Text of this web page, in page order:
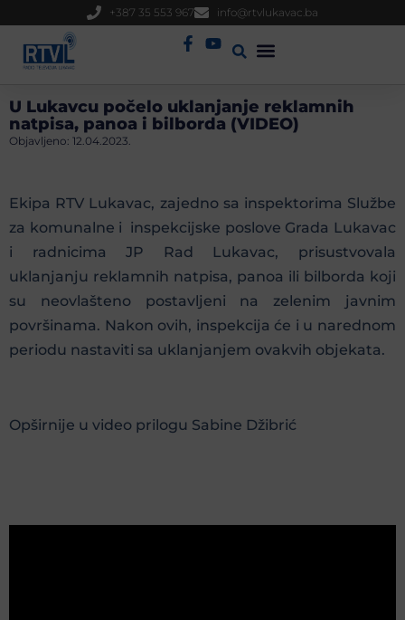
+387 35 553 967 info@rtvlukavac.ba
U Lukavcu počelo uklanjanje reklamnih
natpisa, panoa i bilborda (VIDEO)
Objavljeno: 12.04.2023.
Ekipa RTV Lukavac, zajedno sa inspektorima Službe
za komunalne i inspekcijske poslove Grada Lukavac
i radnicima JP Rad Lukavac, prisustvovala
uklanjanju reklamnih natpisa, panoa ili bilborda koji
su neovlašteno postavljeni na zelenim javnim
površinama. Nakon ovih, inspekcija će i u narednom
periodu nastaviti sa uklanjanjem ovakvih objekata.
Opširnije u video prilogu Sabine Džibrić